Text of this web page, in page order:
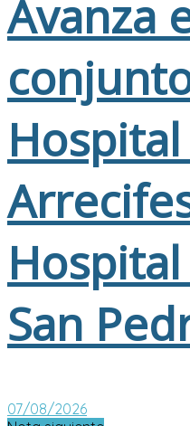
Avanza
Hospital
San
07/08/2026